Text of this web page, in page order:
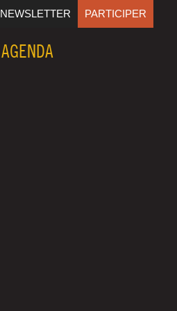
NEWSLETTER PARTICIPER
AGENDA